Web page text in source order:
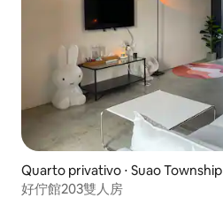
Quarto privativo ⋅ Suao Township
好佇館203雙人房